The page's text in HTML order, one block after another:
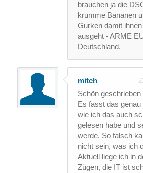
brauchen ja die
krumme Bananen
Gurken damit
ausgeht - ARME
Deutschland.
mitch
Schön
Es fasst das
wie ich das auch
gelesen habe und
werde. So falsch
nicht sein, was ich
Aktuell liege ich in
Zügen, die IT ist